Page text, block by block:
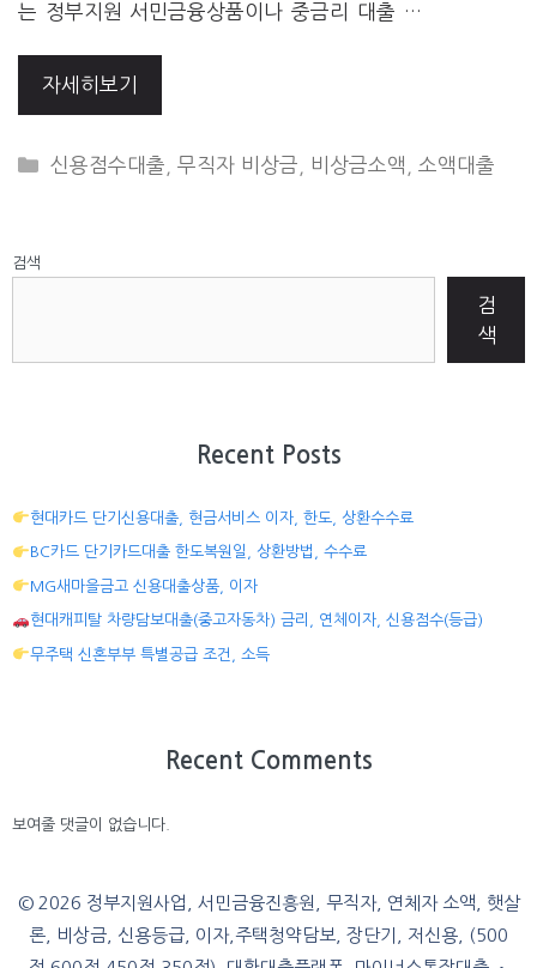
는 정부지원 서민금융상품이나 중금리 대출 …
자세히보기
CATEGORIES
신용점수대출 ,무직자 비상금 비상금소액 소액대출
검색
검
색
Recent Posts
현대카드 단기신용대출, 현금서비스 이자, 한도, 상환수수료
BC카드 단기카드대출 한도복원일, 상환방법, 수수료
MG새마을금고 신용대출상품, 이자
현대캐피탈 차량담보대출(중고자동차) 금리, 연체이자, 신용점수(등급)
무주택 신혼부부 특별공급 조건, 소득
Recent Comments
보여줄 댓글이 없습니다.
© 2026 정부지원사업, 서민금융진흥원, 무직자, 연체자 소액, 햇살
론, 비상금, 신용등급, 이자,주택청약담보, 장단기, 저신용, (500